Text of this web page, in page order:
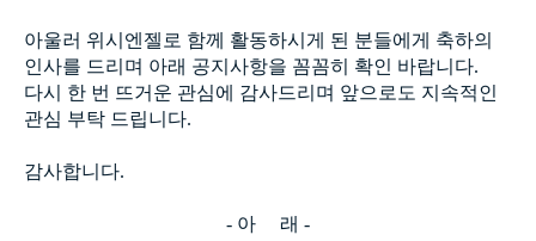
아울러 위시엔젤로 함께 활동하시게 된 분들에게 축하의
인사를 드리며 아래 공지사항을 꼼꼼히 확인 바랍니다.
다시 한 번 뜨거운 관심에 감사드리며 앞으로도 지속적인
관심 부탁 드립니다.
감사합니다.
- 아 래 -